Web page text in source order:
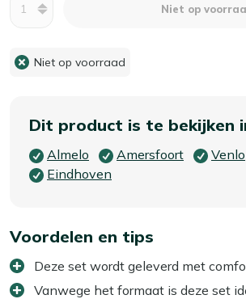
Niet op
Niet op voorraad
Dit product is te bekijken
Almelo Amersfoort
Venlo
Eindhoven
Voordelen en tips
Deze set wordt geleverd met
Vanwege het formaat is deze set